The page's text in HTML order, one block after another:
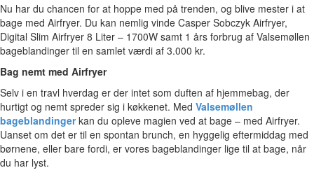
Nu har du chancen for at hoppe med på trenden, og blive mester i at
bage med Airfryer. Du kan nemlig vinde Casper Sobczyk Airfryer,
Digital Slim Airfryer 8 Liter – 1700W samt 1 års forbrug af Valsemøllen
bageblandinger til en samlet værdi af 3.000 kr.
Bag nemt med Airfryer
Selv i en travl hverdag er der intet som duften af hjemmebag, der
hurtigt og nemt spreder sig i køkkenet. Med Valsemøllen
bageblandingerkan du opleve magien ved at bage – med Airfryer.
Uanset om det er til en spontan brunch, en hyggelig eftermiddag med
børnene, eller bare fordi, er vores bageblandinger lige til at bage, når
du har lyst.